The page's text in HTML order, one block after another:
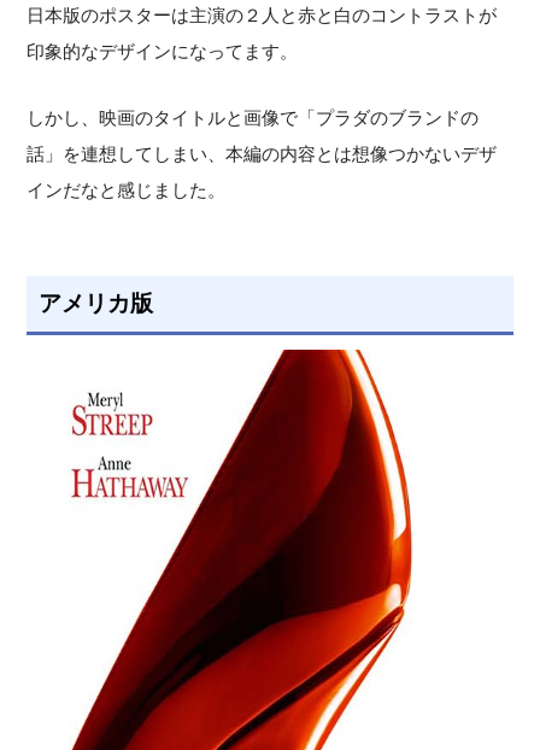
日本版のポスターは主演の２人と赤と白のコントラストが
印象的なデザインになってます。
しかし、映画のタイトルと画像で「プラダのブランドの
話」を連想してしまい、本編の内容とは想像つかないデザ
インだなと感じました。
アメリカ版